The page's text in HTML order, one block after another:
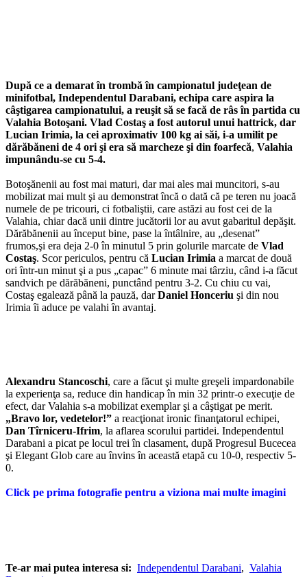
După ce a demarat în trombă în campionatul judeţean de
minifotbal, Independentul Darabani, echipa care aspira la
câştigarea campionatului, a reuşit să se facă de râs în partida cu
Valahia Botoşani. Vlad Costaş a fost autorul unui hattrick, dar
Lucian Irimia, la cei aproximativ 100 kg ai săi, i-a umilit pe
dărăbăneni de 4 ori şi era să marcheze şi din foarfecă, Valahia
impunându-se cu 5-4.
Botoşănenii au fost mai maturi, dar mai ales mai muncitori, s-au
mobilizat mai mult şi au demonstrat încă o dată că pe teren nu joacă
numele de pe tricouri, ci fotbaliştii, care astăzi au fost cei de la
Valahia, chiar dacă unii dintre jucătorii lor au avut gabaritul depăşit.
Dărăbănenii au început bine, pase la întâlnire, au „desenat”
frumos,şi era deja 2-0 în minutul 5 prin golurile marcate de Vlad
Costaş. Scor periculos, pentru că Lucian Irimia a marcat de două
ori într-un minut şi a pus „capac” 6 minute mai târziu, când i-a făcut
sandvich pe dărăbăneni, punctând pentru 3-2. Cu chiu cu vai,
Costaş egalează până la pauză, darDaniel Honceriu şi din nou
Irimia îi aduce pe valahi în avantaj.
Alexandru Stancoschi, care a făcut şi multe greşeli impardonabile
la experienţa sa, reduce din handicap în min 32 printr-o execuţie de
efect, dar Valahia s-a mobilizat exemplar şi a câştigat pe merit.
„Bravo lor, vedetelor!” a reacţionat ironic finanţatorul echipei,
Dan Tîrniceru-Ifrim, la aflarea scorului partidei. Independentul
Darabani a picat pe locul trei în clasament, după Progresul Bucecea
şi Elegant Glob care au învins în această etapă cu 10-0, respectiv 5-
0.
Click pe prima fotografie pentru a viziona mai multe imagini
Te-ar mai putea interesa si: Independentul Darabani, Valahia